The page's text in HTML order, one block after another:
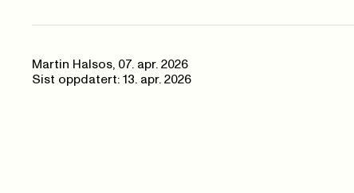
Martin Halsos, 07. apr. 2026
Sist oppdatert: 13. apr. 2026